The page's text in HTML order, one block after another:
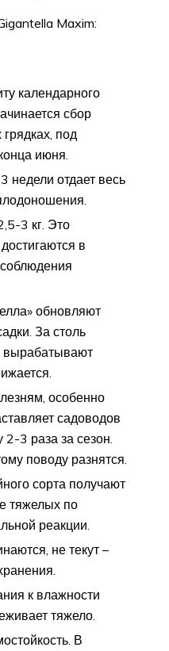
Maxim:
календарного
сбор
под
июня.
недели отдает весь
3 кг. Это
в
обновляют
За столь
вырабатывают
особенно
садоводов
3 раза за сезон.
поводу разнятся.
сорта получают
тяжелых по
реакции.
не текут –
к влажности
тяжело.
В